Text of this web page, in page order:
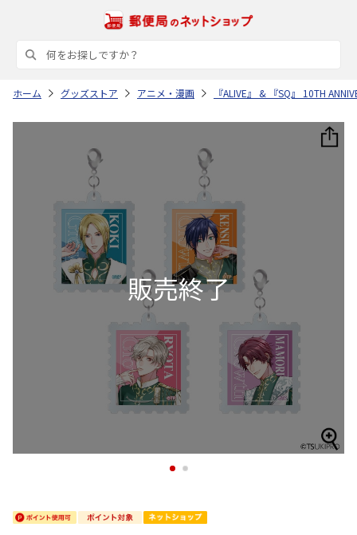
ホーム グッズストア アニメ・漫画 『ALIVE』 & 『SQ』 10TH
1 2